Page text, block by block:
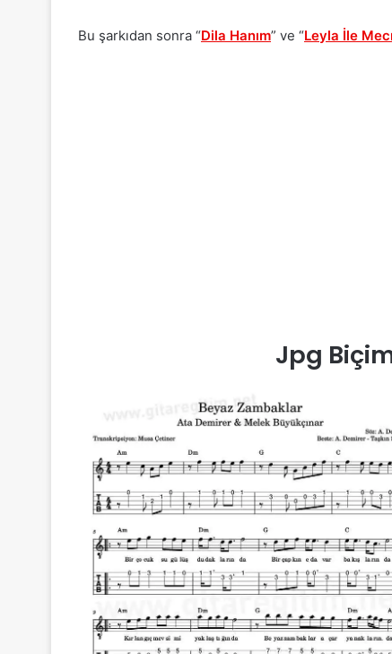
Bu şarkıdan sonra “Dila Hanım” ve “Leyla İle
Jpg